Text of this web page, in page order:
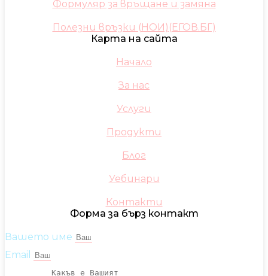
Формуляр за връщане и замяна
Полезни връзки (НОИ)(ЕГОВ.БГ)
Карта на сайта
Начало
За нас
Услуги
Продукти
Блог
Уебинари
Контакти
Форма за бърз контакт
Вашето име
Email